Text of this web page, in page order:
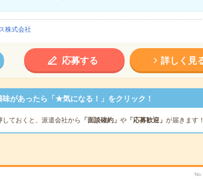
株式会社
応募する 詳しく見
味があったら「★気になる！」をクリック！
しておくと、派遣会社から 「面談確約」 や「応募歓迎」 が届きます！